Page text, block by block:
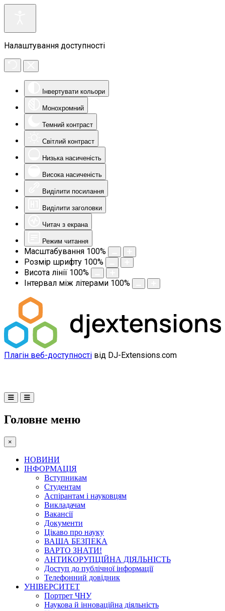
Налаштування доступності
Інвертувати кольори
Монохромний
Темний контраст
Світлий контраст
Низька насиченість
Висока насиченість
Виділити посилання
Виділити заголовки
Читач з екрана
Режим читання
Масштабування 100%
Розмір шрифту 100%
Висота лінії 100%
Інтервал між літерами 100%
Плагін веб-доступності від DJ-Extensions.com
Головне меню
×
НОВИНИ
ІНФОРМАЦІЯ
Вступникам
Студентам
Аспірантам і науковцям
Викладачам
Вакансії
Документи
Цікаво про науку
ВАША БЕЗПЕКА
ВАРТО ЗНАТИ!
АНТИКОРУПЦІЙНА ДІЯЛЬНІСТЬ
Доступ до публічної інформації
Телефонний довідник
УНІВЕРСИТЕТ
Портрет ЧНУ
Наукова й інноваційна діяльність